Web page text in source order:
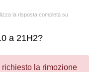
la risposta completa su
a 21H2?
richiesto la rimozione